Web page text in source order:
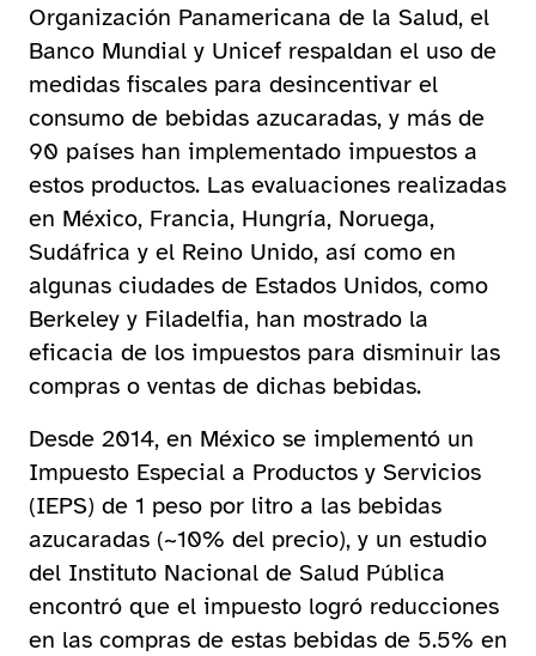
Organización Panamericana de la Salud, el
Banco Mundial y Unicef respaldan el uso de
medidas fiscales para desincentivar el
consumo de bebidas azucaradas, y más de
90 países han implementado impuestos a
estos productos. Las evaluaciones realizadas
en México, Francia, Hungría, Noruega,
Sudáfrica y el Reino Unido, así como en
algunas ciudades de Estados Unidos, como
Berkeley y Filadelfia, han mostrado la
eficacia de los impuestos para disminuir las
compras o ventas de dichas bebidas.
Desde 2014, en México se implementó un
Impuesto Especial a Productos y Servicios
(IEPS) de 1 peso por litro a las bebidas
azucaradas (~10% del precio), y un estudio
del Instituto Nacional de Salud Pública
encontró que el impuesto logró reducciones
en las compras de estas bebidas de 5.5% en